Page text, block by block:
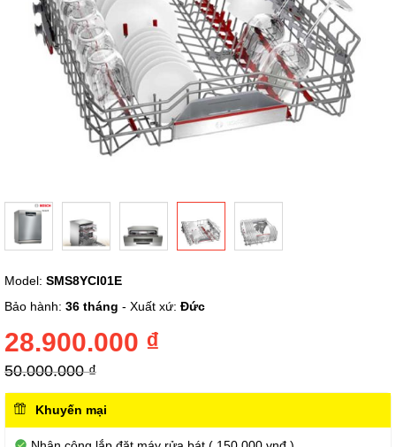
đến
phần
của
thư
viện
ảnh
Model: SMS8YCI01E
Bảo hành: 36 tháng - Xuất xứ: Đức
28.900.000 ₫
50.000.000 ₫
Khuyến mại